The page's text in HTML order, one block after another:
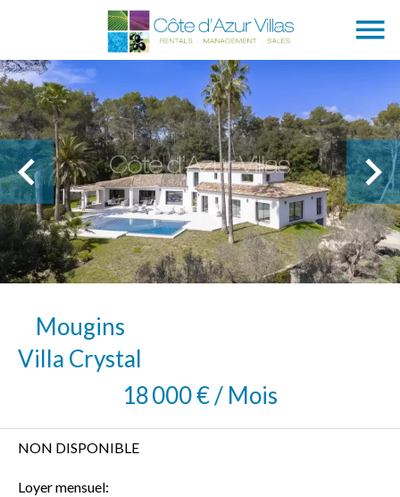
Mougins
Villa Crystal
18 000 € / Mois
NON DISPONIBLE
Loyer mensuel: